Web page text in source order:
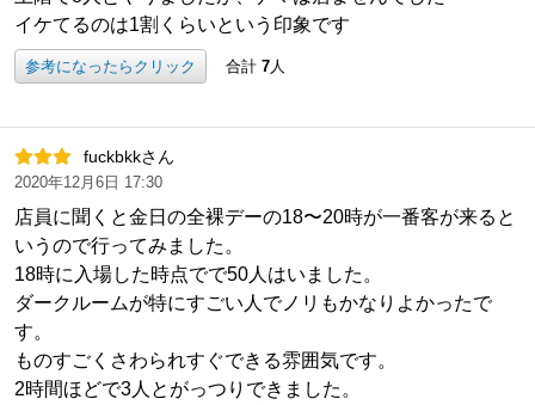
イケてるのは1割くらいという印象です
参考になったらクリック 合計 7人
fuckbkkさん
2020年12月6日 17:30
店員に聞くと金日の全裸デーの18〜20時が一番客が来ると
いうので行ってみました。
18時に入場した時点でで50人はいました。
ダークルームが特にすごい人でノリもかなりよかったで
す。
ものすごくさわられすぐできる雰囲気です。
2時間ほどで3人とがっつりできました。